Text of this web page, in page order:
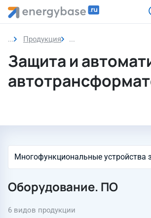
Продукция Защита и автоматика
Защита и
Оборудование. ПО
6 видов продукции